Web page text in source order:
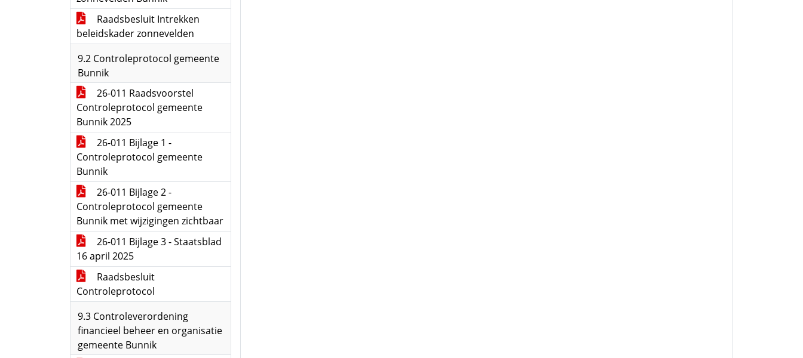
Raadsbesluit Intrekken
beleidskader zonnevelden
9.2 Controleprotocol gemeente
Bunnik
26-011 Raadsvoorstel
Controleprotocol gemeente
Bunnik 2025
26-011 Bijlage 1 -
Controleprotocol gemeente
Bunnik
26-011 Bijlage 2 -
Controleprotocol gemeente
Bunnik met wijzigingen zichtbaar
26-011 Bijlage 3 - Staatsblad
16 april 2025
Raadsbesluit
Controleprotocol
9.3 Controleverordening
financieel beheer en organisatie
gemeente Bunnik